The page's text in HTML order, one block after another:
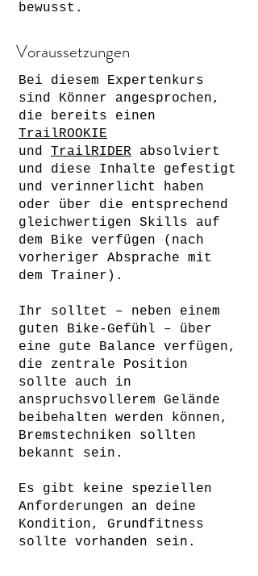
bewusst.
Voraussetzungen
Bei diesem Expertenkurs
sind Könner angesprochen,
die bereits einen
TrailROOKIE
und TrailRIDER absolviert
und diese Inhalte gefestigt
und verinnerlicht haben
oder über die entsprechend
gleichwertigen Skills auf
dem Bike verfügen (nach
vorheriger Absprache mit
dem Trainer).
Ihr solltet – neben einem
guten Bike-Gefühl – über
eine gute Balance verfügen,
die zentrale Position
sollte auch in
anspruchsvollerem Gelände
beibehalten werden können,
Bremstechniken sollten
bekannt sein.
Es gibt keine speziellen
Anforderungen an deine
Kondition, Grundfitness
sollte vorhanden sein.